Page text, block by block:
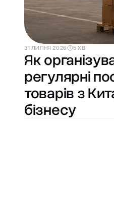
31 ЛИПНЯ 2026 5 ХВ
Як
регулярні
товарів з
бізнесу